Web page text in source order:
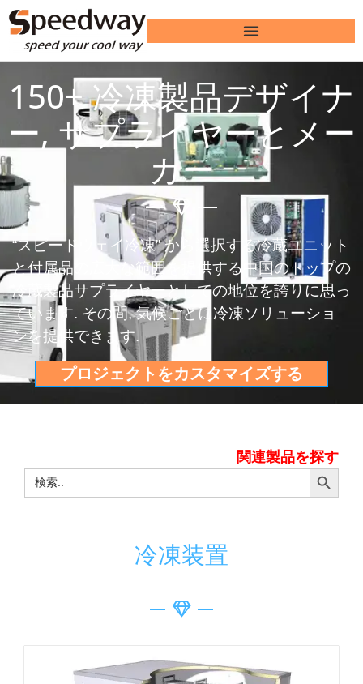
150+ 冷凍製品デザイナ
ー, サプライヤーとメー
カー
“スピードウェイ冷凍” から選択する冷蔵ユニット
と付属品の広大な範囲を提供する中国のトップの
冷蔵製品サプライヤーとしての地位を誇りに思っ
ています. その間, 気候ごとに冷凍ソリューショ
ンを提供できます.
プロジェクトをカスタマイズする
関連製品を探す
検
索
す
検索ボ
冷凍装置